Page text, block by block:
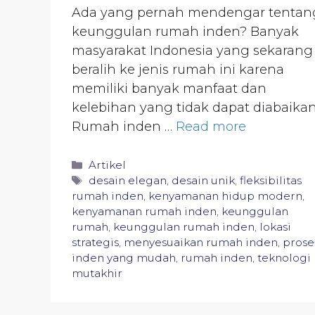
Ada yang pernah mendengar
keunggulan rumah inden? Banyak
masyarakat Indonesia yang sekarang
beralih ke jenis rumah ini karena
memiliki banyak manfaat dan
kelebihan yang tidak dapat
Rumah inden … Read more
Categories
Artikel
Tags
desain elegan, desain unik,fleksibilitas
rumah inden, kenyamanan hidup modern,
kenyamanan rumah inden, keunggulan
rumah, keunggulan rumah inden, lokasi
strategis, menyesuaikan rumah inden,
inden yang mudah, rumah inden, teknologi
mutakhir